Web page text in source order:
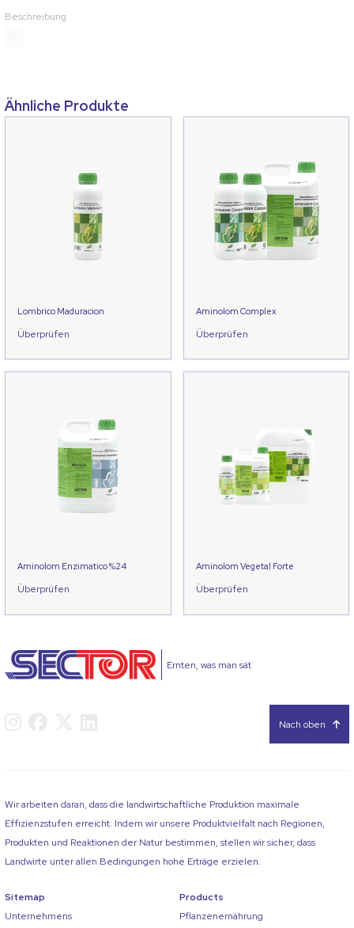
Beschreibung
Ähnliche Produkte
Lombrico Maduracion
Überprüfen
Aminolom Complex
Überprüfen
Aminolom Enzimatico %24
Überprüfen
Aminolom Vegetal Forte
Überprüfen
Ernten, was man sät
Nach oben
Wir arbeiten daran, dass die landwirtschaftliche Produktion maximale
Effizienzstufen erreicht. Indem wir unsere Produktvielfalt nach Regionen,
Produkten und Reaktionen der Natur bestimmen, stellen wir sicher, dass
Landwirte unter allen Bedingungen hohe Erträge erzielen.
Sitemap
Unternehmens
Products
Pflanzenernährung